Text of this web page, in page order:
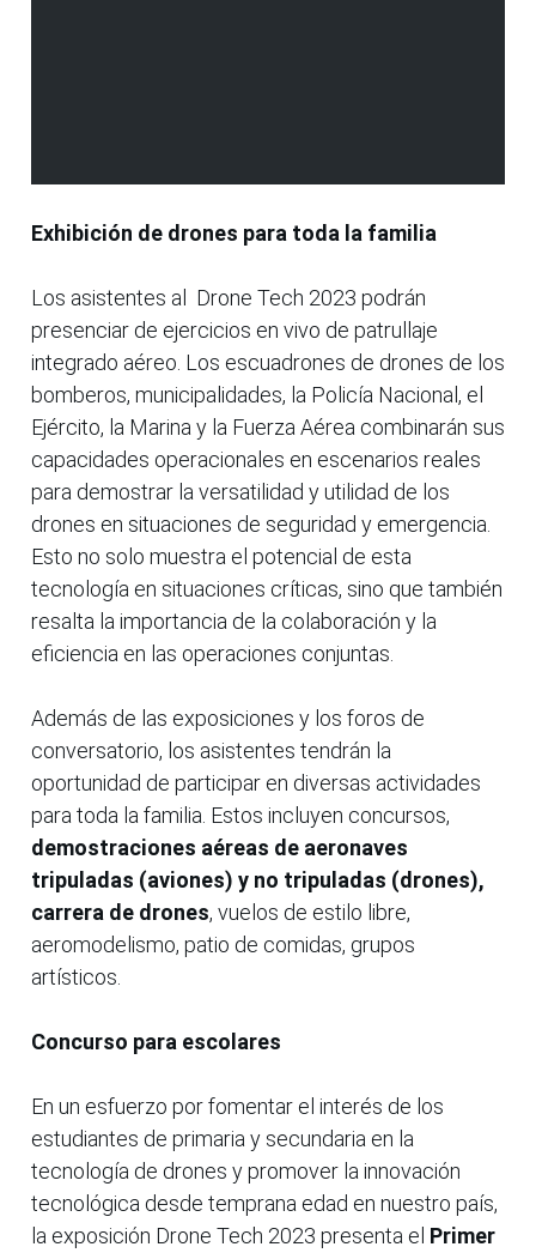
Exhibición de drones para toda la familia
Los asistentes al Drone Tech 2023 podrán
presenciar de ejercicios en vivo de patrullaje
integrado aéreo. Los escuadrones de drones de los
bomberos, municipalidades, la Policía Nacional, el
Ejército, la Marina y la Fuerza Aérea combinarán sus
capacidades operacionales en escenarios reales
para demostrar la versatilidad y utilidad de los
drones en situaciones de seguridad y emergencia.
Esto no solo muestra el potencial de esta
tecnología en situaciones críticas, sino que también
resalta la importancia de la colaboración y la
eficiencia en las operaciones conjuntas.
Además de las exposiciones y los foros de
conversatorio, los asistentes tendrán la
oportunidad de participar en diversas actividades
para toda la familia. Estos incluyen concursos,
demostraciones aéreas de aeronaves
tripuladas (aviones) y no tripuladas (drones),
carrera de drones, vuelos de estilo libre,
aeromodelismo, patio de comidas, grupos
artísticos.
Concurso para escolares
En un esfuerzo por fomentar el interés de los
estudiantes de primaria y secundaria en la
tecnología de drones y promover la innovación
tecnológica desde temprana edad en nuestro país,
la exposición Drone Tech 2023 presenta el Primer